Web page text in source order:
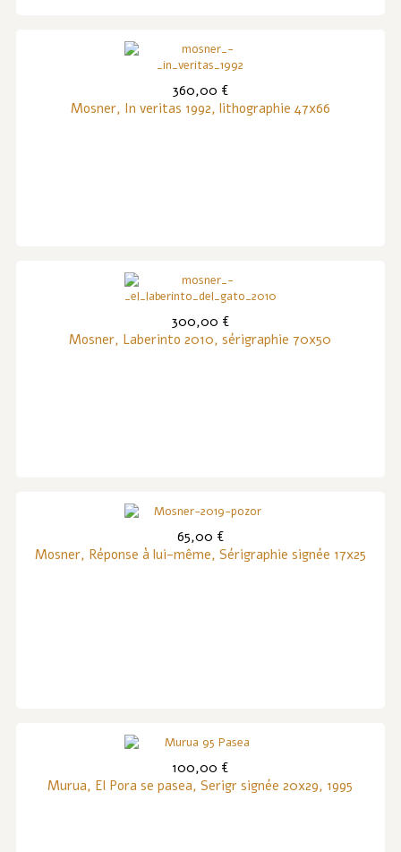
360,00 €
Mosner, In veritas 1992, lithographie 47x66
300,00 €
Mosner, Laberinto 2010, sérigraphie 70x50
65,00 €
Mosner, Réponse à lui-même, Sérigraphie signée 17x25
100,00 €
Murua, El Pora se pasea, Serigr signée 20x29, 1995